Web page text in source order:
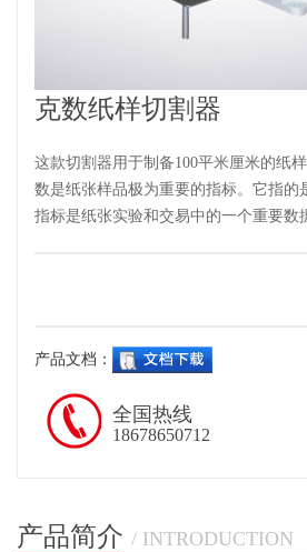
克数纸样切割器
这款切割器用于制备100平米厘米的纸
数是纸张样品极为重要的指标。它指的
指标是纸张实验和交易中的一个重要数
产品文档：
全国热线
18678650712
产品简介 / INTRODUCTION